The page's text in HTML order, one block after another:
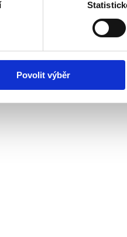
Povolit výběr